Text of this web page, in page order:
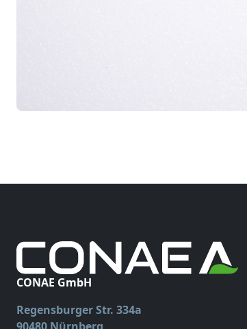
CONAE GmbH
Regensburger Str. 334a